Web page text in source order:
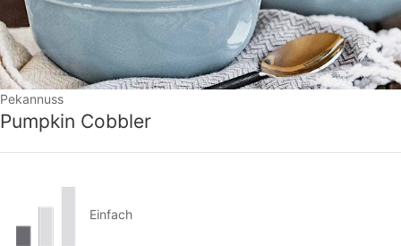
Pekannuss
Pumpkin Cobbler
Einfach